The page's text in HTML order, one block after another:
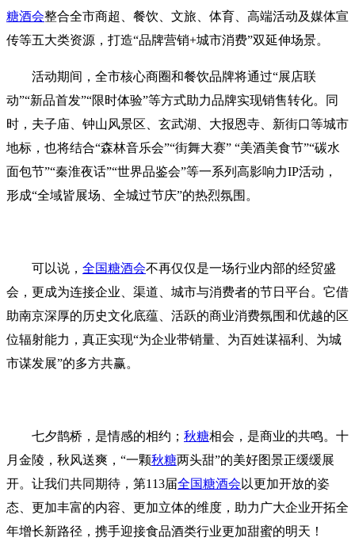
糖酒会整合全市商超、餐饮、文旅、体育、高端活动及媒体宣
传等五大类资源，打造“品牌营销+城市消费”双延伸场景。
活动期间，全市核心商圈和餐饮品牌将通过“展店联
动”“新品首发”“限时体验”等方式助力品牌实现销售转化。同
时，夫子庙、钟山风景区、玄武湖、大报恩寺、新街口等城市
地标，也将结合“森林音乐会”“街舞大赛” “美酒美食节”“碳水
面包节”“秦淮夜话”“世界品鉴会”等一系列高影响力IP活动，
形成“全域皆展场、全城过节庆”的热烈氛围。
可以说， 全国糖酒会不再仅仅是一场行业内部的经贸盛
会，更成为连接企业、渠道、城市与消费者的节日平台。它借
助南京深厚的历史文化底蕴、活跃的商业消费氛围和优越的区
位辐射能力，真正实现“为企业带销量、为百姓谋福利、为城
市谋发展”的多方共赢。
七夕鹊桥，是情感的相约； 秋糖相会，是商业的共鸣。十
月金陵，秋风送爽，“一颗秋糖两头甜”的美好图景正缓缓展
开。让我们共同期待，第113届全国糖酒会 以更加开放的姿
态、更加丰富的内容、更加立体的维度，助力广大企业开拓全
年增长新路径，携手迎接食品酒类行业更加甜蜜的明天！